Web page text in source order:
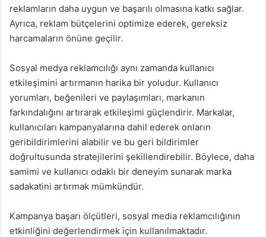
reklamların daha uygun ve başarılı olmasına katkı sağlar.
Ayrıca, reklam bütçelerini optimize ederek, gereksiz
harcamaların önüne geçilir.
Sosyal medya reklamcılığı aynı zamanda kullanıcı
etkileşimini artırmanın harika bir yoludur. Kullanıcı
yorumları, beğenileri ve paylaşımları, markanın
farkındalığını artırarak etkileşimi güçlendirir. Markalar,
kullanıcıları kampanyalarına dahil ederek onların
geribildirimlerini alabilir ve bu geri bildirimler
doğrultusunda stratejilerini şekillendirebilir. Böylece, daha
samimi ve kullanıcı odaklı bir deneyim sunarak marka
sadakatini artırmak mümkündür.
Kampanya başarı ölçütleri, sosyal media reklamcılığının
etkinliğini değerlendirmek için kullanılmaktadır.